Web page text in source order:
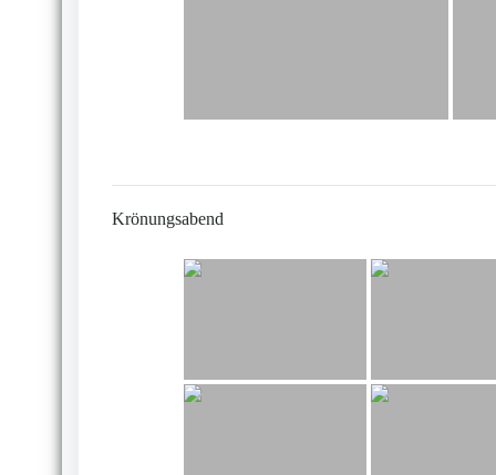
Krönungsabend